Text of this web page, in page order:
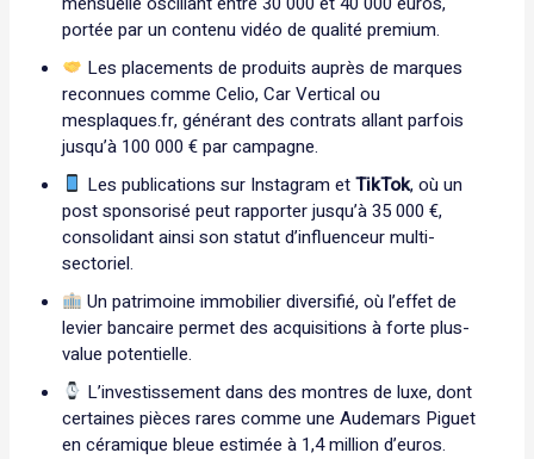
portée par un contenu vidéo de qualité premium.
Les placements de produits auprès de marques
reconnues comme Celio, Car Vertical ou
mesplaques.fr, générant des contrats allant parfois
jusqu’à 100 000 € par campagne.
Les publications sur Instagram etTikTok, où un
post sponsorisé peut rapporter jusqu’à 35 000 €,
consolidant ainsi son statut d’influenceur multi-
sectoriel.
Un patrimoine immobilier diversifié, où l’effet de
levier bancaire permet des acquisitions à forte plus-
value potentielle.
L’investissement dans des montres de luxe, dont
certaines pièces rares comme une Audemars Piguet
en céramique bleue estimée à 1,4 million d’euros.